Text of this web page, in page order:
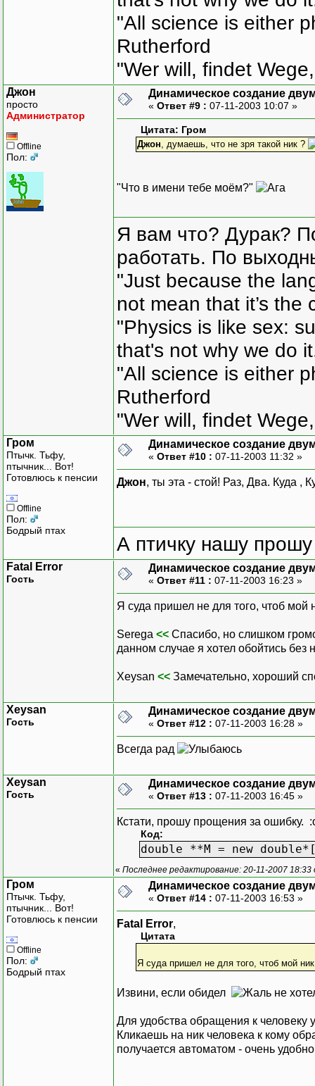
"All science is either
Rutherford
"Wer will, findet
Джон
просто
Администратор
Offline
Пол:
Динамическое создание
« Ответ #9 : 07-11-2003 10:07 »
Цитата: Гром
Джон , думаешь, что не зря такой ник ?
"Что в имени тебе моём?"
Я вам что? Дурак?
работать. По
"Just because the
not mean that it’s the
"Physics is like sex:
that's not why we do
"All science is either
Rutherford
"Wer will, findet
Гром
Птычк. Тьфу,
птычник... Вот!
Готовлюсь к пенсии
Offline
Пол:
Бодрый птах
Динамическое создание
« Ответ #10 : 07-11-2003 11:32 »
Джон, ты эта - стой! Раз, Два. Куда ,
А птичку нашу
Fatal Error
Гость
Динамическое создание
« Ответ #11 : 07-11-2003 16:23 »
Я суда пришел не для того, чтоб мой
Serega << Спасибо, но слишком
данном случае я хотел обойтись без
Xeysan << Замечательно, хороший
Xeysan
Гость
Динамическое создание
« Ответ #12 : 07-11-2003 16:28 »
Всегда рад
Xeysan
Гость
Динамическое создание
« Ответ #13 : 07-11-2003 16:45 »
Кстати, прошу прощения за ошибку.
Код:
double **M = new
« Последнее редактирование: 20-11-2007 18:33
Гром
Птычк. Тьфу,
птычник... Вот!
Готовлюсь к пенсии
Offline
Пол:
Бодрый птах
Динамическое создание
« Ответ #14 : 07-11-2003 16:53 »
Fatal Error,
Цитата
Я суда пришел не для того, чтоб мой
Извини, если обидел не
Для удобства обращения к человеку
Кликаешь на ник человека к кому
получается автоматом - очень